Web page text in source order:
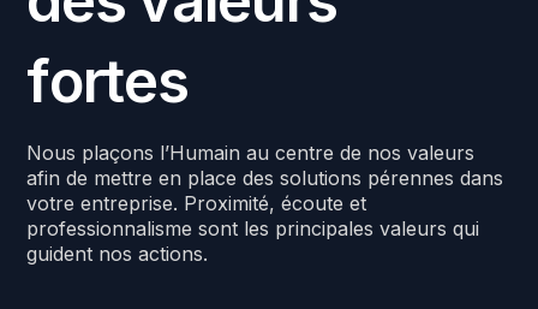
fortes
Nous plaçons l’Humain au centre de nos valeurs
afin de mettre en place des solutions pérennes dans
votre entreprise. Proximité, écoute et
professionnalisme sont les principales valeurs qui
guident nos actions.